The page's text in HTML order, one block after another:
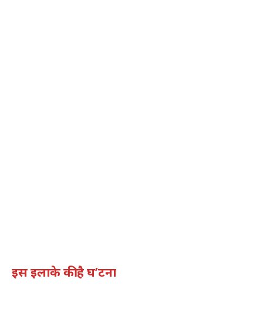
इस इलाके की है घ’टना